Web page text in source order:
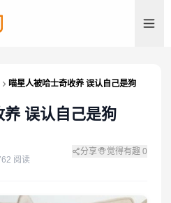
喵星人被哈士奇收养 误认自己是狗
误认自己是狗
阅读
分享 觉得有趣 0